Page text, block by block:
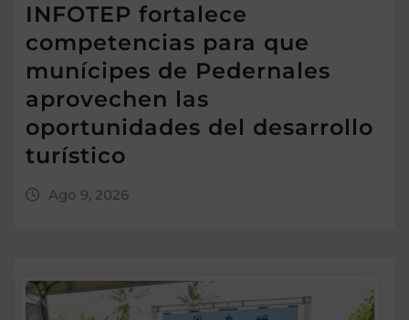
INFOTEP fortalece
competencias para que
munícipes de Pedernales
aprovechen las
oportunidades del desarrollo
turístico
Ago 9, 2026